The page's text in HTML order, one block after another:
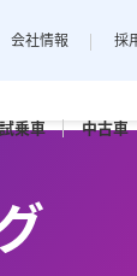
会社情報 採
試乗車 中古車